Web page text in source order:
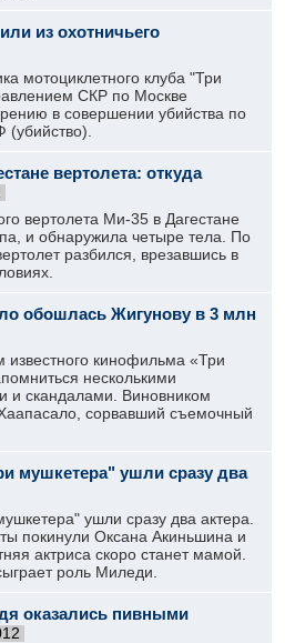
из охотничьего
мотоциклетного клуба "Три
СКР по Москве
в совершении убийства по
вертолета: откуда
вертолета Ми-35 в Дагестане
и обнаружила четыре тела. По
разбился, врезавшись в
обошлась Жигунову в 3 млн
кинофильма «Три
несколькими
и скандалами. Виновником
сорвавший съемочный
мушкетера" ушли сразу два
ушли сразу два актера.
покинули Оксана Акиньшина и
актриса скоро станет мамой.
роль Миледи.
оказались пивными